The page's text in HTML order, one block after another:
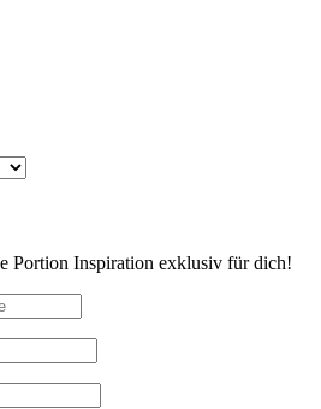
Portion Inspiration exklusiv für dich!